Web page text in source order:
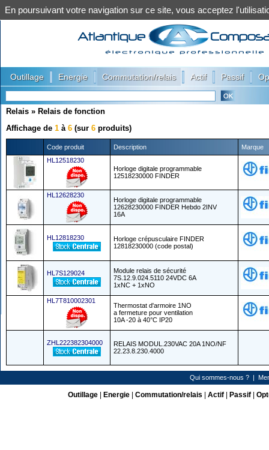
Outillage Energie Commutation/relais Actif Passif
Relais » Relais de fonction
Affichage de 1 à 6 (sur 6 produits)
Code produit Description
Marque
HL12518230
Horloge digitale programmable
12518230000 FINDER
HL12628230
Horloge digitale programmable
12628230000 FINDER Hebdo 2INV
16A
HL12818230
Horloge crépusculaire FINDER
12818230000 (code postal)
HL7S129024
Module relais de sécurité
7S.12.9.024.5110 24VDC 6A
1xNC + 1xNO
HL7T810002301
Thermostat d'armoire 1NO
a fermeture pour ventilation
10A -20 à 40°C IP20
ZHL222382304000
RELAIS MODUL.230VAC 20A 1NO/NF
22.23.8.230.4000
Qui sommes-nous ?|
Outillage| Energie| Commutation/relais Actif| Passif|
En poursuivant votre navigation sur ce site, vous acceptez